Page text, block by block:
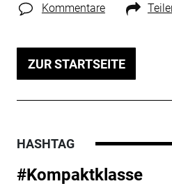
Kommentare
ZUR STARTSEITE
HASHTAG
#Kompaktklasse